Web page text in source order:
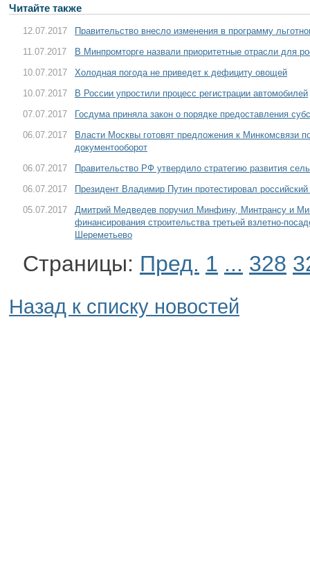
Читайте также
12.07.2017
Правительство внесло изменения в программу
11.07.2017
В Минпромторге назвали приоритетные отрасли для
10.07.2017
Холодная погода не приведет к дефициту овощей
10.07.2017
В России упростили процесс регистрации автомобилей
07.07.2017
Госдума приняла закон о порядке предоставления
06.07.2017
Власти Москвы готовят предложения к Минкомсвязи
документооборот
06.07.2017
Правительство РФ утвердило стратегию развития
06.07.2017
Президент Владимир Путин протестировал
05.07.2017
Дмитрий Медведев поручил Минфину, Минтрансу и
финансирования строительства третьей взлетно-
Шереметьево
Страницы: Пред. 1 ... 328
Назад к списку новостей